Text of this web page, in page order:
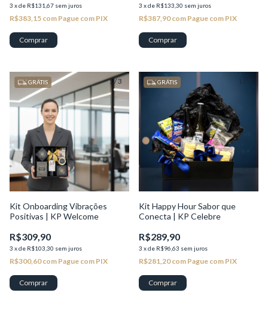
3 xde R$131,67 sem juros
R$383,15 com Pague com PIX
3 xde R$133,30 sem juros
R$387,90com Pague com PIX
1/3
GRÁTIS
Kit Onboarding Vibrações
Positivas | KP Welcome
R$309,90
3 xde R$103,30 sem juros
R$300,60com Pague com PIX
GRÁTIS
Kit Happy Hour Sabor que
Conecta | KP Celebre
R$289,90
3 xde R$96,63 sem juros
R$281,20com Pague com PIX